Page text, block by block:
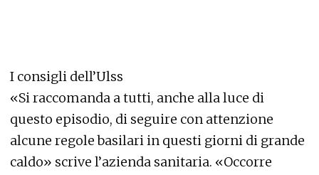
I consigli dell’Ulss
«Si raccomanda a tutti, anche alla luce di
questo episodio, di seguire con attenzione
alcune regole basilari in questi giorni di grande
caldo» scrive l’azienda sanitaria. «Occorre